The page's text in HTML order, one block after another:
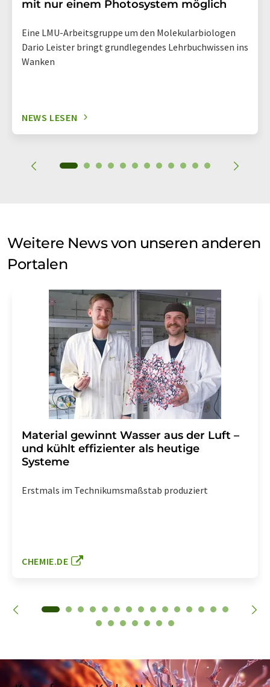
mit nur einem Photosystem möglich
Eine LMU-Arbeitsgruppe um den Molekularbiologen
Dario Leister bringt grundlegendes Lehrbuchwissen ins
Wanken
NEWS LESEN
Weitere News von unseren anderen
Portalen
Material gewinnt Wasser aus der Luft –
und kühlt effizienter als heutige
Systeme
Erstmals im Technikumsmaßstab produziert
CHEMIE.DE